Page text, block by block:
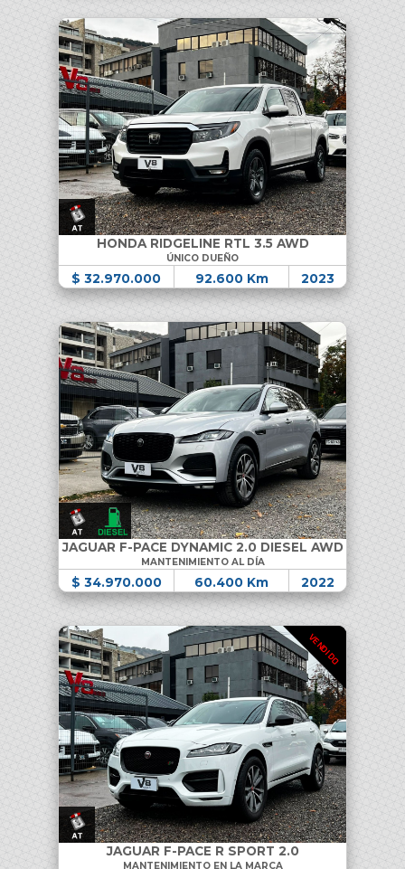
HONDA RIDGELINE RTL 3.5 AWD
ÚNICO DUEÑO
$ 32.970.000 92.600 Km 2023
JAGUAR F-PACE DYNAMIC 2.0 DIESEL AWD
MANTENIMIENTO AL DÍA
$ 34.970.000 60.400 Km 2022
VENDIDO
JAGUAR F-PACE R SPORT 2.0
MANTENIMIENTO EN LA MARCA